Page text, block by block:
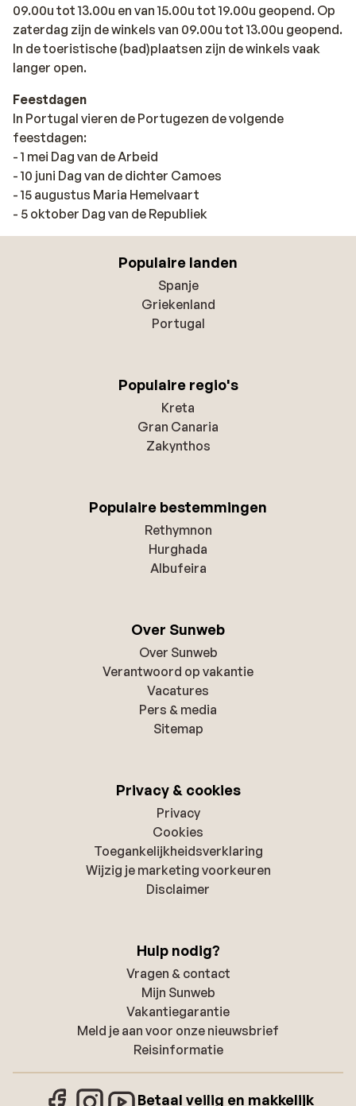
09.00u tot 13.00u en van 15.00u tot 19.00u geopend. Op
zaterdag zijn de winkels van 09.00u tot 13.00u geopend.
In de toeristische (bad)plaatsen zijn de winkels vaak
langer open.
Feestdagen
In Portugal vieren de Portugezen de volgende
feestdagen:
- 1 mei Dag van de Arbeid
- 10 juni Dag van de dichter Camoes
- 15 augustus Maria Hemelvaart
- 5 oktober Dag van de Republiek
Populaire landen
Spanje
Griekenland
Portugal
Populaire regio's
Kreta
Gran Canaria
Zakynthos
Populaire bestemmingen
Rethymnon
Hurghada
Albufeira
Over Sunweb
Over Sunweb
Verantwoord op vakantie
Vacatures
Pers & media
Sitemap
Privacy & cookies
Privacy
Cookies
Toegankelijkheidsverklaring
Wijzig je marketing voorkeuren
Disclaimer
Hulp nodig?
Vragen & contact
Mijn Sunweb
Vakantiegarantie
Meld je aan voor onze nieuwsbrief
Reisinformatie
Betaal veilig en makkelijk